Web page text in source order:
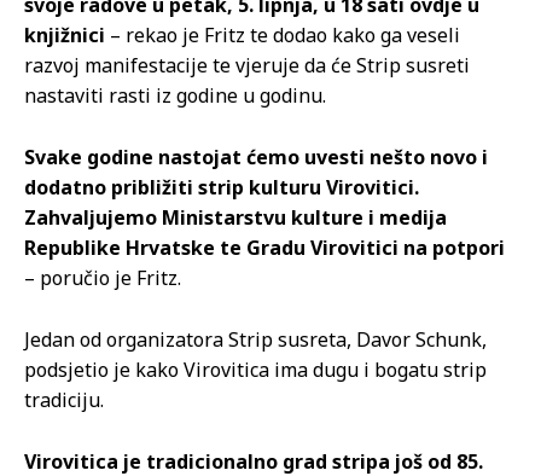
knjižnici – rekao je Fritz te dodao kako ga veseli
razvoj manifestacije te vjeruje da će Strip susreti
nastaviti rasti iz godine u godinu.
Svake godine nastojat ćemo uvesti nešto novo i
dodatno približiti strip kulturu Virovitici.
Zahvaljujemo Ministarstvu kulture i medija
Republike Hrvatske te Gradu Virovitici na potpori
– poručio je Fritz.
Jedan od organizatora Strip susreta, Davor Schunk,
podsjetio je kako Virovitica ima dugu i bogatu strip
tradiciju.
Virovitica je tradicionalno grad stripa još od 85.